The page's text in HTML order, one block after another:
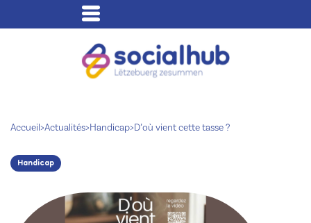
Accueil>Actualités>Handicap>D’où vient cette tasse ?
Handicap